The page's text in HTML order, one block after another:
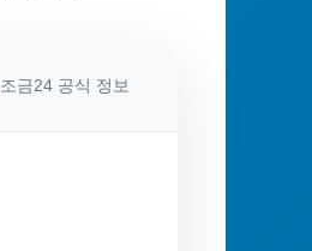
금24 공식 정보